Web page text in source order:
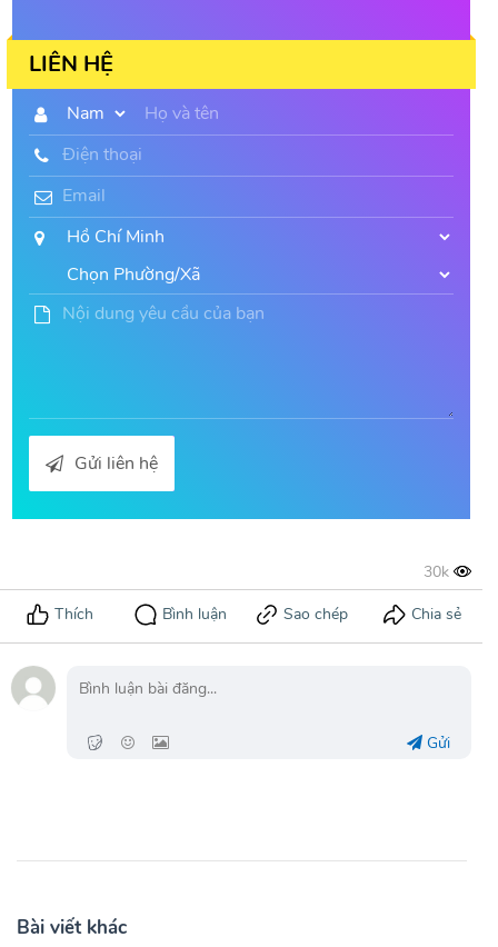
LIÊN HỆ
Gửi liên hệ
Gửi
Bài viết khác